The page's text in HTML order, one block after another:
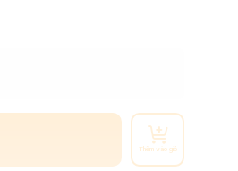
Thêm vào giỏ